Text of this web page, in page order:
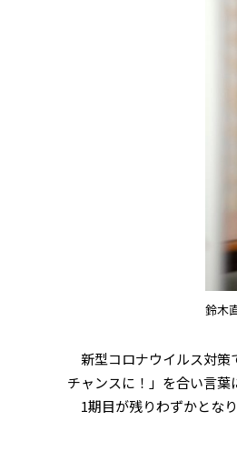
鈴木
新型コロナウイルス対策
チャンスに！」を合い言
――1期目が残りわずかと